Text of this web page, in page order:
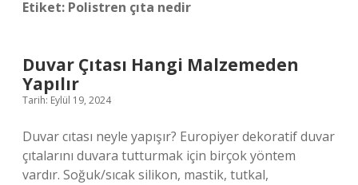
Etiket: Polistren çıta nedir
Duvar Çıtası Hangi Malzemeden
Yapılır
Tarih: Eylül 19, 2024
Duvar cıtası neyle yapışır? Europiyer dekoratif duvar
çıtalarını duvara tutturmak için birçok yöntem
vardır. Soğuk/sıcak silikon, mastik, tutkal,